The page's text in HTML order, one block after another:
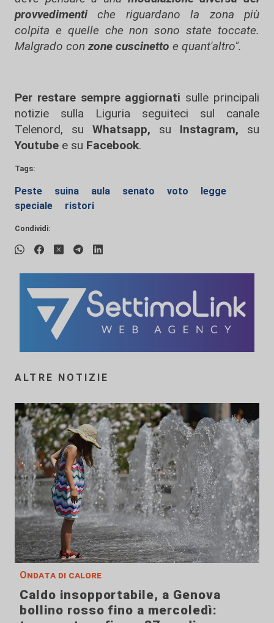
provvedimenti che riguardano la zona più
colpita e quelle che non sono state toccate.
Malgrado con zone cuscinetto e quant'altro".
Per restare sempre aggiornati sulle principali
notizie sulla Liguria seguiteci sul canale
Telenord, su
Whatsapp, su Instagram, su
Youtube e su Facebook.
Tags:
Peste suina aula senato voto
legge
speciale
ristori
Condividi:
ALTRE NOTIZIE
Ondata di calore
Caldo insopportabile, a Genova
bollino rosso fino a mercoledì: